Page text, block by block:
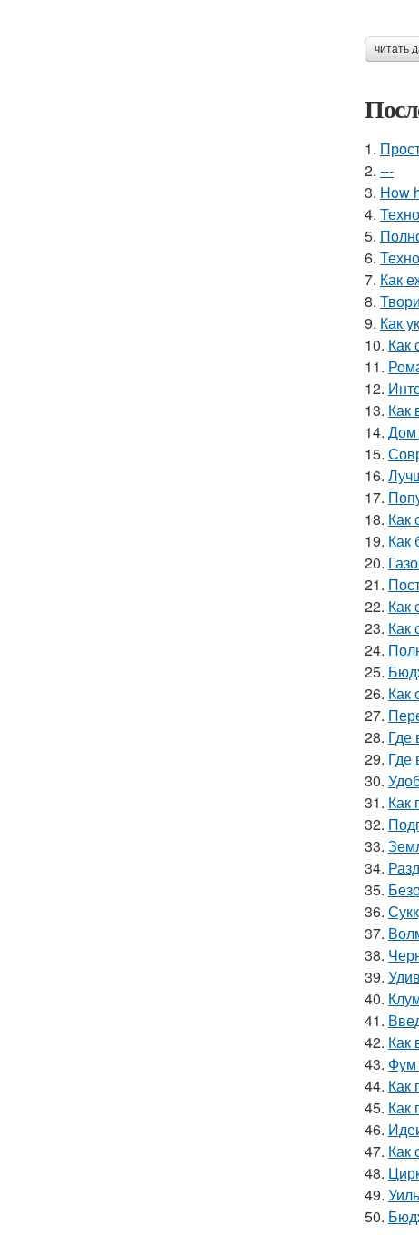
читать
1.
2. ---
3. How
4.
5.
6.
7. Как
8.
9. Как
10. Как
11.
12.
13. Как
14. Дом
15.
16.
17.
18. Как
19. Как
20.
21.
22. Как
23. Как
24.
25.
26. Как
27.
28. Где
29. Где
30.
31. Как
32.
33.
34.
35.
36.
37.
38.
39.
40.
41.
42. Как
43. Фум
44. Как
45. Как
46.
47. Как
48.
49.
50.